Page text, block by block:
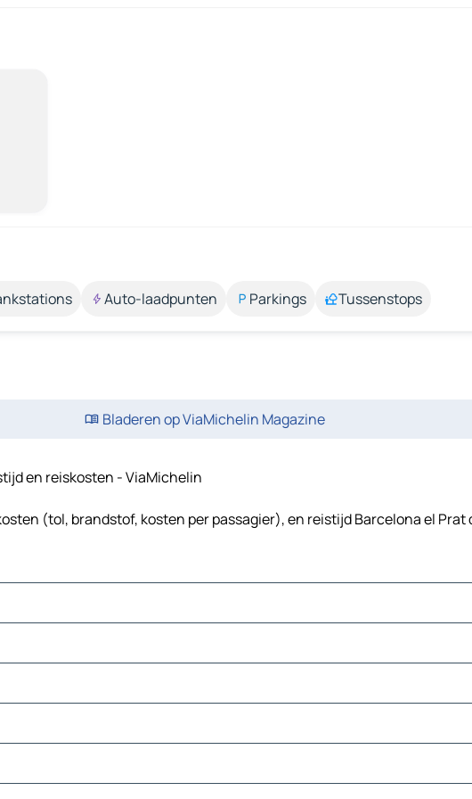
Auto-laadpunten Parkings Tussenstops
Bladeren op ViaMichelin Magazine
en reiskosten - ViaMichelin
(tol, brandstof, kosten per passagier), en reistijd Barcelona el